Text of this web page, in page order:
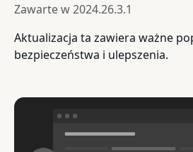
Zawarte w2024.26.3.1
Aktualizacja ta zawiera ważne
bezpieczeństwa i ulepszenia.